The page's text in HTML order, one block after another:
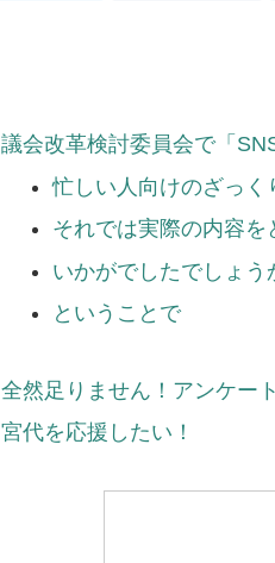
議会改革検討委員会で「
忙しい人向けのざっく
それでは実際の内容を
いかがでしたでしょう
ということで
全然足りません！アンケー
宮代を応援したい！